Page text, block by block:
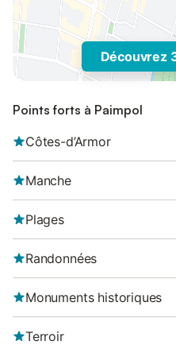
Découvrez
Points forts à Paimpol
Côtes-d’Armor
Manche
Plages
Randonnées
Monuments historiques
Terroir